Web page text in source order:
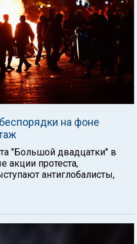
на фоне
"Большой двадцатки" в
акции протеста,
антиглобалисты,